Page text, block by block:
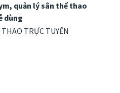
quản lý sân thể thao
dùng
TRỰC TUYẾN